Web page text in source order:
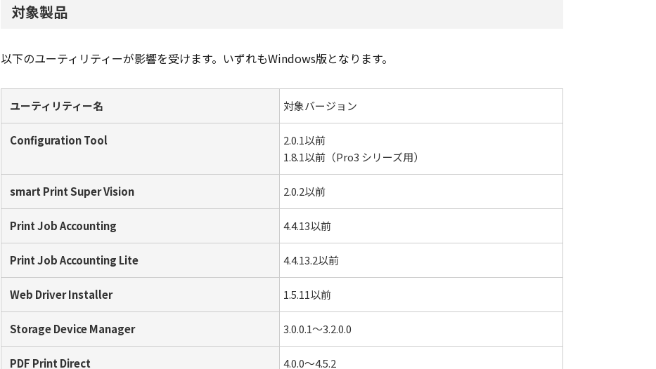
対象製品
以下のユーティリティーが影響を受けます。いずれもWindows版となります。
ユーティリティー名 対象バージョン
Configuration Tool
2.0.1以前
1.8.1以前（Pro3 シリーズ用）
smart Print Super Vision 2.0.2以前
Print Job Accounting 4.4.13以前
Print Job Accounting Lite 4.4.13.2以前
Web Driver Installer 1.5.11以前
Storage Device Manager 3.0.0.1～3.2.0.0
PDF Print Direct 4.0.0～4.5.2